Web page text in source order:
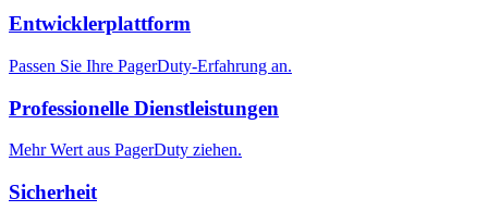
Entwicklerplattform
Passen Sie Ihre PagerDuty-Erfahrung an.
Professionelle Dienstleistungen
Mehr Wert aus PagerDuty ziehen.
Sicherheit